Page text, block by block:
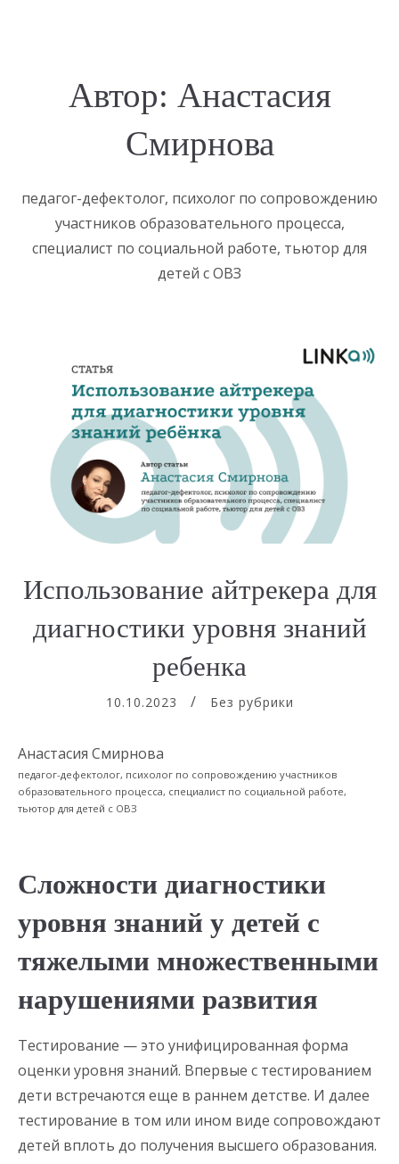
Автор: Анастасия
Смирнова
педагог-дефектолог, психолог по сопровождению
участников образовательного процесса,
специалист по социальной работе, тьютор для
детей с ОВЗ
Использование айтрекера для
диагностики уровня знаний
ребенка
10.10.2023 Без рубрики
Анастасия Смирнова
педагог-дефектолог, психолог по сопровождению участников
образовательного процесса, специалист по социальной работе,
тьютор для детей с ОВЗ
Сложности диагностики
уровня знаний у детей с
тяжелыми множественными
нарушениями развития
Тестирование — это унифицированная форма
оценки уровня знаний. Впервые с тестированием
дети встречаются еще в раннем детстве. И далее
тестирование в том или ином виде сопровождают
детей вплоть до получения высшего образования.